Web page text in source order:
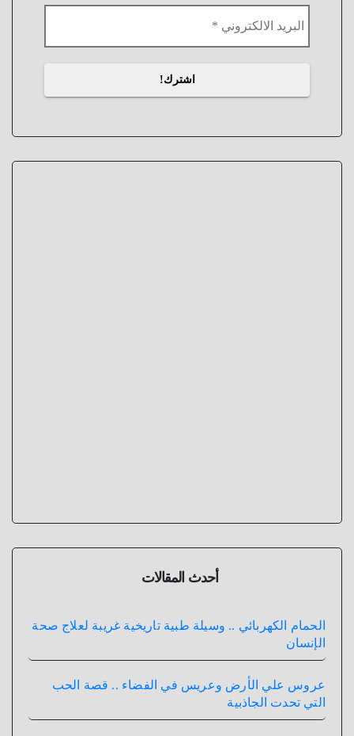
أحدث المقالات
الحمام الكهربائي .. وسيلة طبية تاريخية غريبة لعلاج صحة
الإنسان
عروس علي الأرض وعريس في الفضاء .. قصة الحب
التي تحدت الجاذبية